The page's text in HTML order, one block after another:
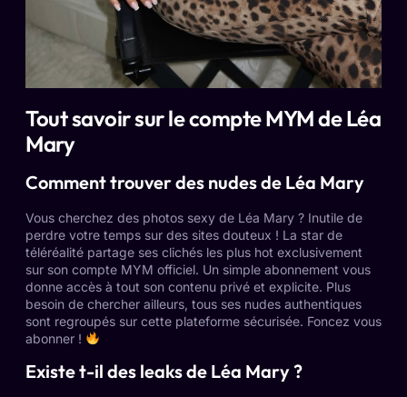
Tout savoir sur le compte MYM de Léa
Mary
Comment trouver des nudes de Léa Mary
Vous cherchez des photos sexy de Léa Mary ? Inutile de
perdre votre temps sur des sites douteux ! La star de
téléréalité partage ses clichés les plus hot exclusivement
sur son compte MYM officiel. Un simple abonnement vous
donne accès à tout son contenu privé et explicite. Plus
besoin de chercher ailleurs, tous ses nudes authentiques
sont regroupés sur cette plateforme sécurisée. Foncez vous
abonner !
Existe t-il des leaks de Léa Mary ?